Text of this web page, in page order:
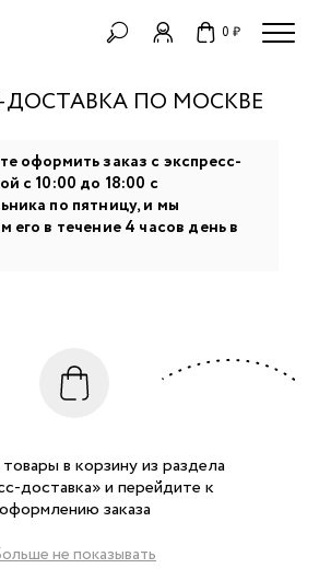
0 ₽
ДОСТАВКА ПО МОСКВЕ
оформить заказ с экспресс-
с 10:00 до 18:00 с
по пятницу, и мы
его в течение 4 часов день в
в корзину из раздела
доставка» и перейдите к
оформлению заказа
не показывать